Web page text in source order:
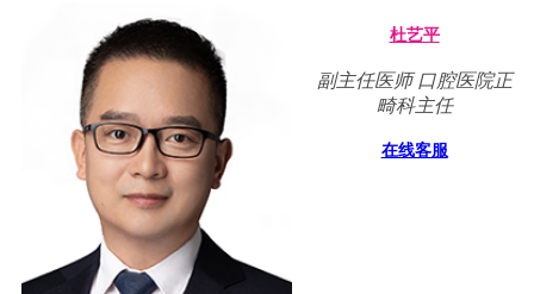
杜艺平
副主任医师 口腔医院正
畸科主任
在线客服